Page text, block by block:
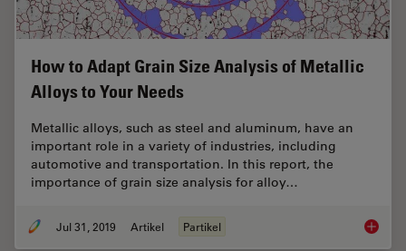
How to Adapt Grain Size Analysis of Metallic
Alloys to Your Needs
Metallic alloys, such as steel and aluminum, have an
important role in a variety of industries, including
automotive and transportation. In this report, the
importance of grain size analysis for alloy…
Jul 31, 2019 Artikel Partikel How to